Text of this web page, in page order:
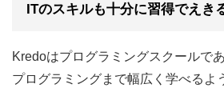
ITのスキルも十分に習得でえき
Kredoはプログラミングスクールで
プログラミングまで幅広く学べるよ